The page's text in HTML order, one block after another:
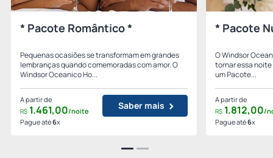
* Pacote Romântico *
Pequenas ocasiões se transformam em grandes
lembranças quando comemoradas com amor. O
Windsor Oceanico Ho...
A partir de
R$ 1.461,00/noite
Pague até6x
Saber mais
* Pacote
O Windsor
tornar essa
um Pacote...
A partir de
R$ 1.812,00/
Pague até6x